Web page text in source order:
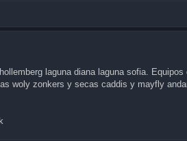
laguna diana laguna sofia.
woly zonkers y secas caddis y mayfly